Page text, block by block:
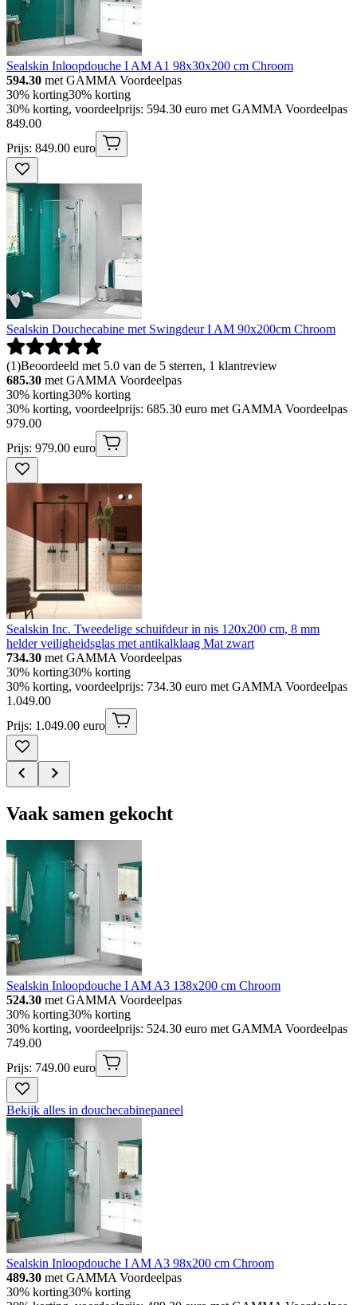
Sealskin Inloopdouche I AM A1 98x30x200 cm Chroom
594.30 met GAMMA Voordeelpas
30% korting30% korting
30% korting, voordeelprijs: 594.30 euro met GAMMA Voordeelpas
849.00
Prijs: 849.00 euro
Sealskin Douchecabine met Swingdeur I AM 90x200cm Chroom
(1)Beoordeeld met 5.0 van de 5 sterren, 1 klantreview
685.30 met GAMMA Voordeelpas
30% korting30% korting
30% korting, voordeelprijs: 685.30 euro met GAMMA Voordeelpas
979.00
Prijs: 979.00 euro
Sealskin Inc. Tweedelige schuifdeur in nis 120x200 cm, 8 mm
helder veiligheidsglas met antikalklaag Mat zwart
734.30 met GAMMA Voordeelpas
30% korting30% korting
30% korting, voordeelprijs: 734.30 euro met GAMMA Voordeelpas
1 .049.00
Prijs: 1.049.00 euro
Vaak samen gekocht
Sealskin Inloopdouche I AM A3 138x200 cm Chroom
524.30 met GAMMA Voordeelpas
30% korting30% korting
30% korting, voordeelprijs: 524.30 euro met GAMMA Voordeelpas
749.00
Prijs: 749.00 euro
Bekijk alles in douchecabinepaneel
Sealskin Inloopdouche I AM A3 98x200 cm Chroom
489.30 met GAMMA Voordeelpas
30% korting30% korting